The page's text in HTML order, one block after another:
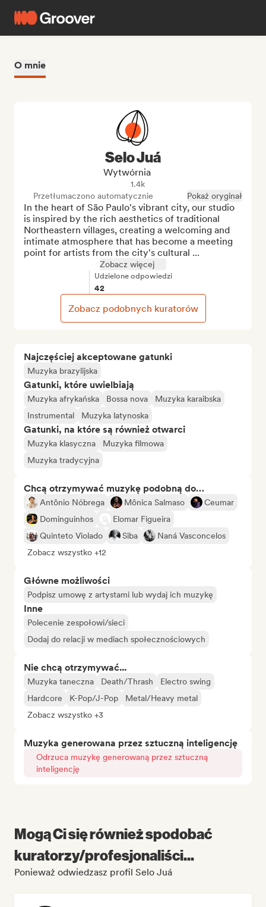
O mnie
Najczęściej akceptowane gatunki
Muzyka brazylijska
Gatunki, które uwielbiają
Muzyka afrykańska Bossa nova
Muzyka karaibska
Instrumental
Muzyka latynoska
Gatunki, na które są również otwarci
Muzyka klasyczna
Muzyka filmowa
Muzyka tradycyjna
Chcą otrzymywać muzykę podobną do…
Antônio Nóbrega Mônica Salmaso
Ceumar
Dominguinhos
Elomar Figueira
Quinteto Violado
Siba
Naná Vasconcelos
Zobacz wszystko +12
Główne możliwości
Podpisz umowę z artystami lub wydaj ich muzykę
Inne
Polecenie zespołowi/sieci
Dodaj do relacji w mediach społecznościowych
Nie chcą otrzymywać...
Muzyka taneczna Death/Thrash
Electro swing
Hardcore
K-Pop/J-Pop
Metal/Heavy metal
Zobacz wszystko +3
Muzyka generowana przez sztuczną inteligencję
Odrzuca muzykę generowaną przez sztuczną
inteligencję
Selo Juá
Wytwórnia
1.4k
Przetłumaczono automatycznie
Pokaż oryginał
In the heart of São Paulo's vibrant city, our studio
is inspired by the rich aesthetics of traditional
Northeastern villages, creating a welcoming and
intimate atmosphere that has become a meeting
point for artists from the city's cultural ...
Zobacz więcej
Udzielone odpowiedzi
42
Zobacz podobnych kuratorów
Mogą Ci się również spodobać
kuratorzy/profesjonaliści...
Ponieważ odwiedzasz profil Selo Juá